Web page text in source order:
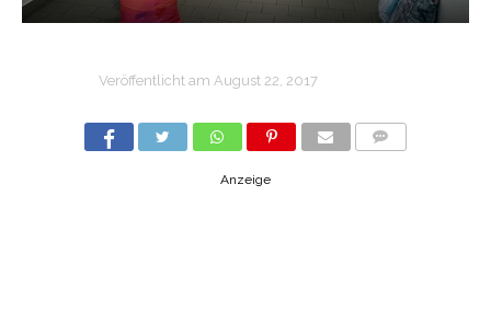
Veröffentlicht am August 22, 2017
Anzeige